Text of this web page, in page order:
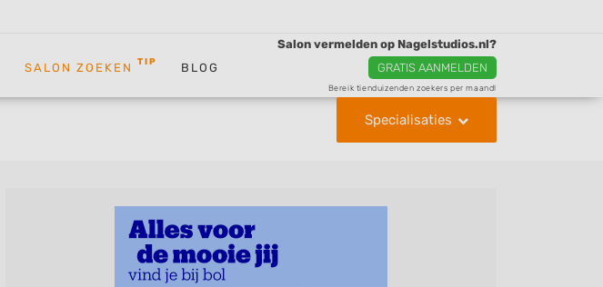
SALON ZOEKEN TIP BLOG
Salon vermelden op Nagelstudios.nl?
GRATIS AANMELDEN
Bereik tienduizenden zoekers per maand!
Specialisaties